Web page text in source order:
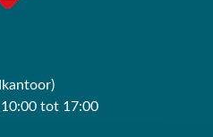
tot 17:00